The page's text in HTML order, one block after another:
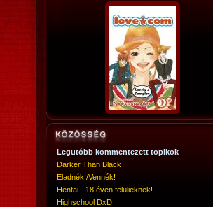
Legutóbb kommentezett topikok
Darker Than Black
Eladnék!/Vennék!
Hentai - 18 éven felülieknek!
Highschool DxD